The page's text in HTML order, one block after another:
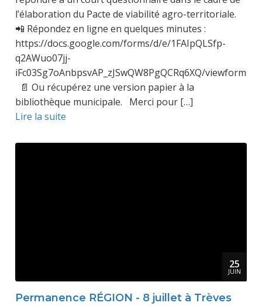
l’élaboration du Pacte de viabilité agro-territoriale.
📲 Répondez en ligne en quelques minutes :
https://docs.google.com/forms/d/e/1FAIpQLSfp-
q2AWuo07jj-
iFc03Sg7oAnbpsvAP_zJSwQW8PgQCRq6XQ/viewform
📄 Ou récupérez une version papier à la
bibliothèque municipale. Merci pour […]
Lire la suite
25
JUIN
Permanence RÉGION - 8 juillet à Trèves